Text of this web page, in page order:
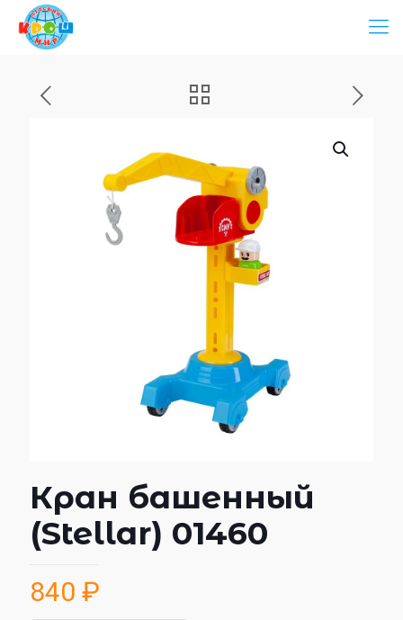
Кран башенный
(Stellar) 01460
840 ₽